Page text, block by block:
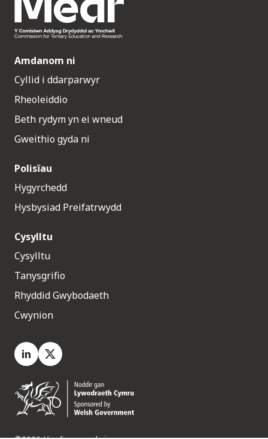
Amdanom ni
Cyllid i ddarparwyr
Rheoleiddio
Beth rydym yn ei wneud
Gweithio gyda ni
Polisïau
Hygyrchedd
Hysbysiad Preifatrwydd
Cysylltu
Cysylltu
Tanysgrifio
Rhyddid Gwybodaeth
Cwynion
LinkedIn
X.com